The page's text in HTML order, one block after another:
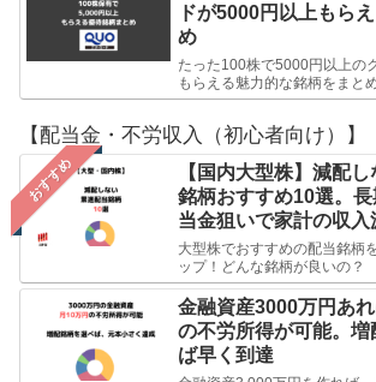
ドが5000円以上もら
め
たった100株で5000円以上の
もらえる魅力的な銘柄をまと
【配当金・不労収入（初心者向け）】
おすすめ
【国内大型株】減配
銘柄おすすめ10選。
当金狙いで家計の収入
大型株でおすすめの配当銘柄
ップ！どんな銘柄が良いの？
金融資産3000万円あ
の不労所得が可能。増
ば早く到達